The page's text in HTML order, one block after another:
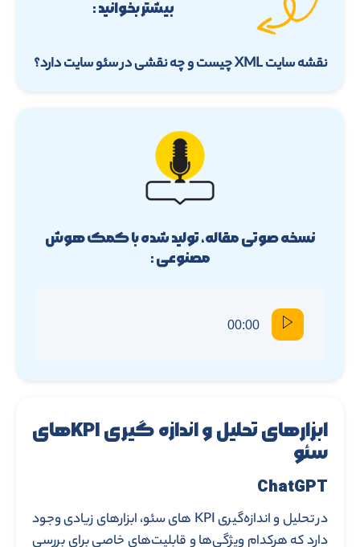
بیشتر بخوانید :
نقشه سایت XML چیست و چه نقشی در سئو سایت دارد؟
نسخه صوتی مقاله، تولید شده با کمک هوش
مصنوعی :
00:00
ابزارهایتحلیل و اندازه‌ گیریKPIهای
سئو
ChatGPT
در تحلیل و اندازه‌گیری KPI های سئو، ابزارهای زیادی وجود
دارد که هرکدام ویژگی‌ها و قابلیت‌های خاصی برای بررسی